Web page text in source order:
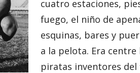
cuatro estaciones,
fuego, el niño de
esquinas, bares y
a la pelota. Era
piratas inventores